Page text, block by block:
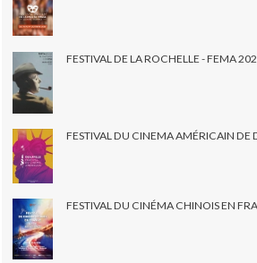
FESTIVAL DE LA ROCHELLE - FEMA
FESTIVAL DU CINEMA AMÉRICAIN DE
FESTIVAL DU CINÉMA CHINOIS EN